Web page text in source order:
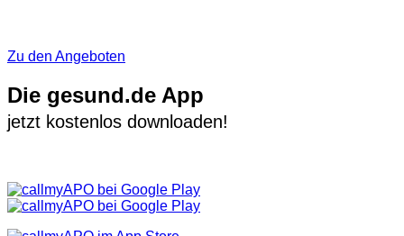
Zu den Angeboten
Die gesund.de App
jetzt kostenlos downloaden!